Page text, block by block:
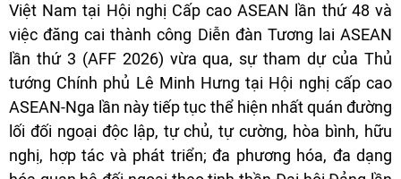
Việt Nam tại Hội nghị Cấp cao ASEAN lần thứ 48 và
việc đăng cai thành công Diễn đàn Tương lai ASEAN
lần thứ 3 (AFF 2026) vừa qua, sự tham dự của Thủ
tướng Chính phủ Lê Minh Hưng tại Hội nghị cấp cao
ASEAN-Nga lần này tiếp tục thể hiện nhất quán đường
lối đối ngoại độc lập, tự chủ, tự cường, hòa bình, hữu
nghị, hợp tác và phát triển; đa phương hóa, đa dạng